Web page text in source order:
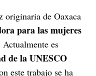
originaria de Oaxaca
para las mujeres
Actualmente es
de la UNESCO
este trabajo se ha